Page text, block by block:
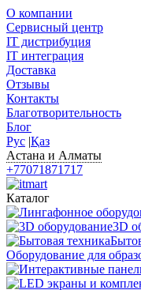
О компании
Сервисный центр
IT дистрибуция
IT интеграция
Доставка
Отзывы
Контакты
Благотворительность
Блог
Рус |Қаз
Астана и Алматы
+77071871717
Каталог
3D
Оборудование для